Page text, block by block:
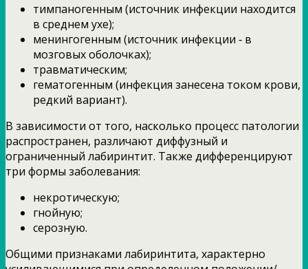
тимпаногенным (источник инфекции находится
в среднем ухе);
менингогенным (источник инфекции ‑ в
мозговых оболочках);
травматическим;
гематогенным (инфекция занесена током крови,
редкий вариант).
В зависимости от того, насколько процесс патологии
распространен, различают диффузный и
ограниченный лабиринтит. Также дифференцируют
три формы заболевания:
некротическую;
гнойную;
серозную.
Общими признаками лабиринтита, характерно